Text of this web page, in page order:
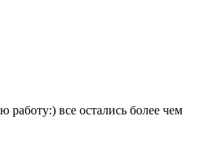
работу:) все остались более чем